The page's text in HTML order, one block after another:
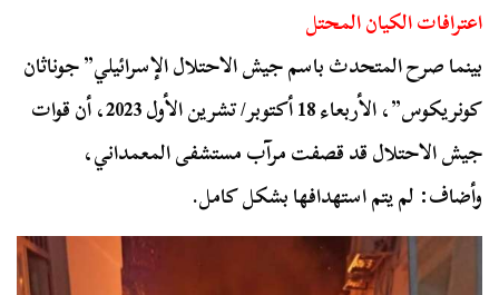
اعترافات الكيان المحتل
بينما صرح المتحدث باسم جيش الاحتلال الإسرائيلي” جوناثان
كونريكوس”، الأربعاء 18 أكتوبر/ تشرين الأول 2023، أن قوات
جيش الاحتلال قد قصفت مرآب مستشفى المعمداني،
وأضاف: لم يتم استهدافها بشكل كامل.